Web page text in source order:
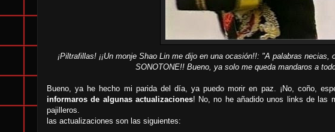
¡Piltrafillas! ¡¡Un monje Shao Lin me dijo en una ocasión!!: "A palabras necias,
SONOTONE!! Bueno, ya solo me queda mandaros a
Bueno, ya he hecho mi parida del día, ya puedo morir en paz. ¡No, coño,
informaros de algunas actualizaciones! No, no he añadido unos links de las
pajilleros.
las actualizaciones son las siguientes: